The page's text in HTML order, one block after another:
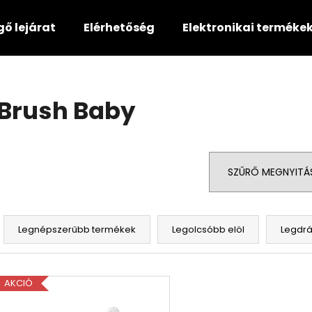
lejárat Elérhetőség Elektronikai
Baby
SZŰRŐ
T
Legnépszerűbb termékek Legolcsóbb elöl
AKCIÓ